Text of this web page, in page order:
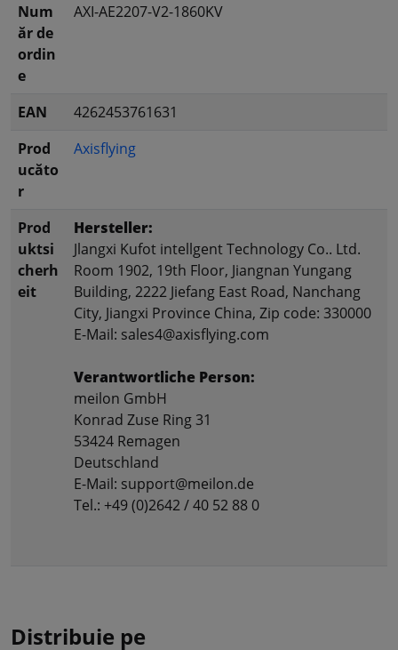
Num
ăr de
ordin
e
AXI-AE2207-V2-1860KV
EAN
4262453761631
Prod
ucăto
r
Axisflying
Prod
uktsi
cherh
eit
Hersteller:
Jlangxi Kufot intellgent Technology Co.. Ltd.
Room 1902, 19th Floor, Jiangnan Yungang
Building, 2222 Jiefang East Road, Nanchang
City, Jiangxi Province China, Zip code: 330000
E-Mail: sales4@axisflying.com
Verantwortliche Person:
meilon GmbH
Konrad Zuse Ring 31
53424 Remagen
Deutschland
E-Mail: support@meilon.de
Tel.: +49 (0)2642 / 40 52 88 0
Distribuie pe